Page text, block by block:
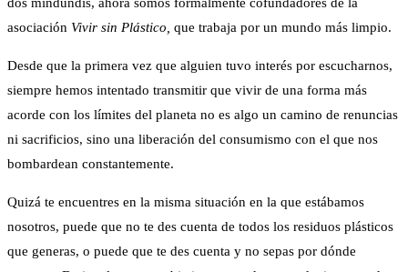
dos mindundis, ahora somos formalmente cofundadores de la
asociación Vivir sin Plástico, que trabaja por un mundo más limpio.
Desde que la primera vez que alguien tuvo interés por escucharnos,
siempre hemos intentado transmitir que vivir de una forma más
acorde con los límites del planeta no es algo un camino de renuncias
ni sacrificios, sino una liberación del consumismo con el que nos
bombardean constantemente.
Quizá te encuentres en la misma situación en la que estábamos
nosotros, puede que no te des cuenta de todos los residuos plásticos
que generas, o puede que te des cuenta y no sepas por dónde